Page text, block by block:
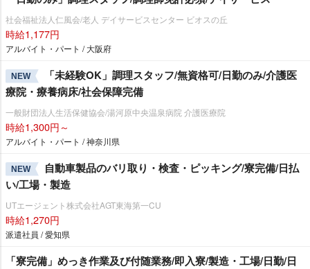
社会福祉法人仁風会/老人 デイサービスセンター ビオスの丘
時給1,177円
アルバイト・パート / 大阪府
NEW
「未経験OK」調理スタッフ/無資格可/日勤のみ/介護医
療院・療養病床/社会保障完備
一般財団法人生活保健協会/湯河原中央温泉病院 介護医療院
時給1,300円～
アルバイト・パート / 神奈川県
NEW
自動車製品のバリ取り・検査・ピッキング/寮完備/日払
い/工場・製造
UTエージェント株式会社AGT東海第一CU
時給1,270円
派遣社員 / 愛知県
「寮完備」めっき作業及び付随業務/即入寮/製造・工場/日勤/日